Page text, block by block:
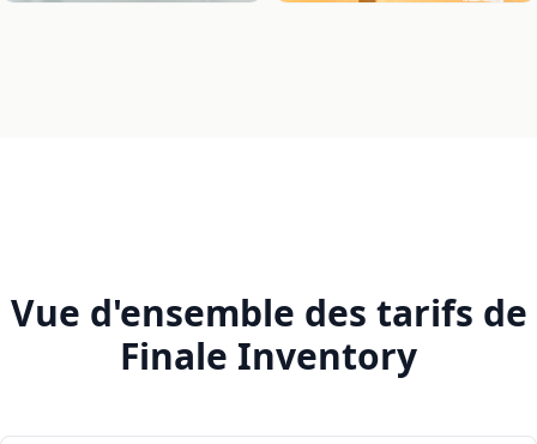
Vue d'ensemble des tarifs de
Finale Inventory